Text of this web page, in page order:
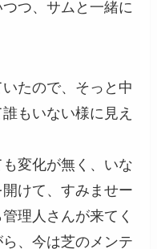
つ、サムと一緒に
たので、そっと中
もいない様に見え
変化が無く、いな
けて、すみませー
理人さんが来てく
、今は芝のメンテ